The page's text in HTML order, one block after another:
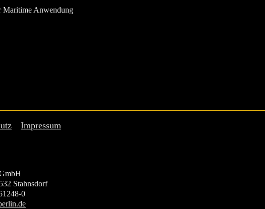
Maritime Anwendung
Impressum
Stahnsdorf
0